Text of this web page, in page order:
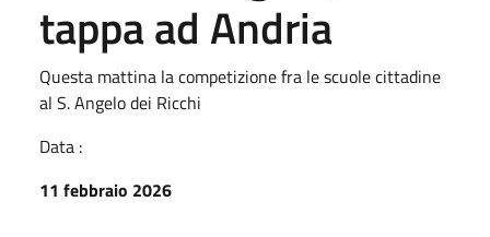
tappa ad Andria
Questa mattina la competizione fra le scuole cittadine
al S. Angelo dei Ricchi
Data :
11 febbraio 2026